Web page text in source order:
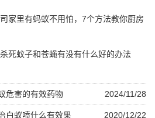
家里有蚂蚁不用怕，7个方法教你厨房
死蚊子和苍蝇有没有什么好的办法
2024/11/28
危害的有效药物
2020/12/22
白蚁喷什么有效果